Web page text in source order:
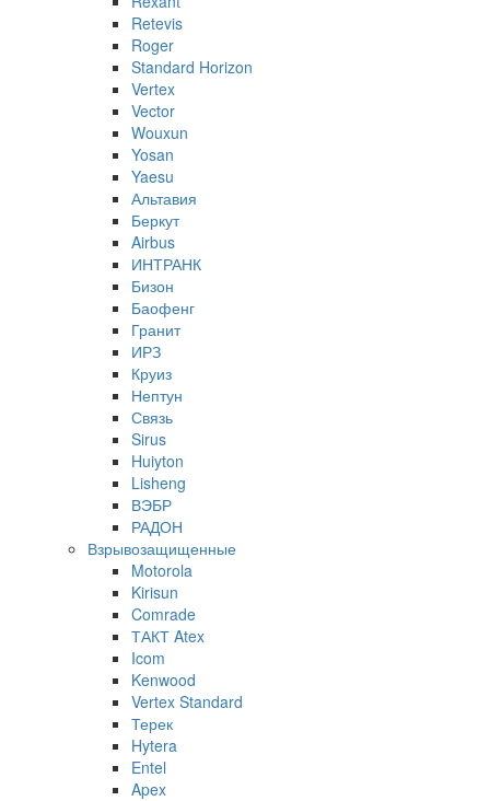
Retevis
Roger
Standard Horizon
Vertex
Vector
Wouxun
Yosan
Yaesu
Альтавия
Беркут
Airbus
ИНТРАНК
Бизон
Баофенг
Гранит
ИРЗ
Круиз
Нептун
Связь
Sirus
Huiyton
Lisheng
ВЭБР
РАДОН
Взрывозащищенные
Motorola
Kirisun
Comrade
ТАКТ Atex
Icom
Kenwood
Vertex Standard
Терек
Hytera
Entel
Apex